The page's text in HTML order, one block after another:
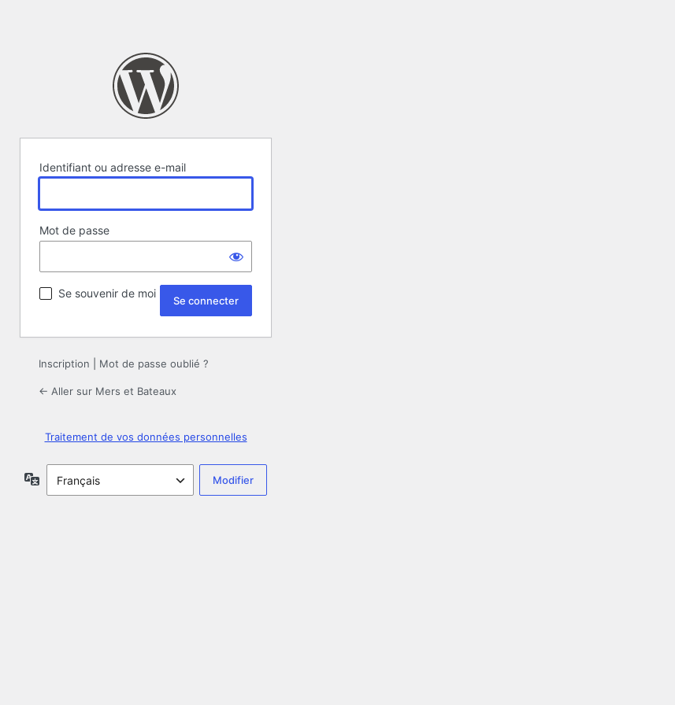
Identifiant ou adresse e-mail
Mot de passe
Se souvenir de moi
Inscription Mot de passe oublié ?
← Aller sur Mers et Bateaux
Traitement de vos données personnelles
Langue